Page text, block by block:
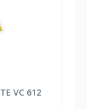
VC 612